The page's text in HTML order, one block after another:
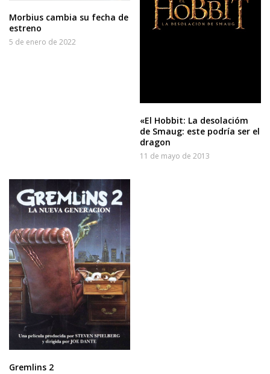
Morbius cambia su fecha de
estreno
5 de enero de 2022
«El Hobbit: La desolacióm
de Smaug: este podría ser el
dragon
11 de mayo de 2013
Gremlins 2